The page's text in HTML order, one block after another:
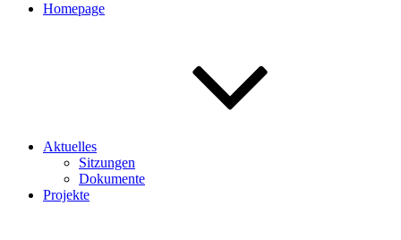
Homepage
Aktuelles
Sitzungen
Dokumente
Projekte